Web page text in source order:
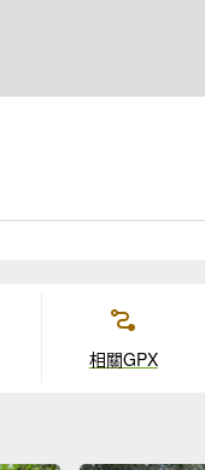
相關GPX